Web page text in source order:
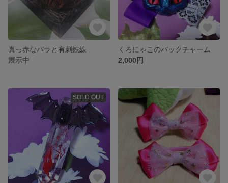
真っ赤なバラと有刺鉄線
展示中
くろにゃこのバックチャーム
2,000円
SOLD OUT